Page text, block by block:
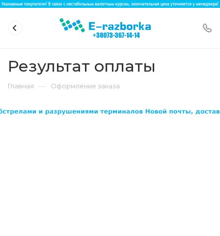
Результат оплаты
Главная — Оформление заказа